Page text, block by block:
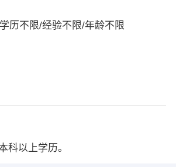
历不限/经验不限/年龄不限
科以上学历。